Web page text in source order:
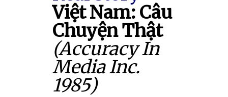
Việt Nam: Câu
Chuyện Thật
(Accuracy In
Media Inc.
1985)